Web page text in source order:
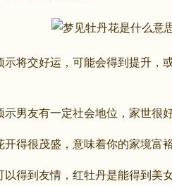
交好运，可能会得到提升，
示男友有一定社会地位，家世很
得很茂盛，意味着你的家境富
到友情，红牡丹是能得到美